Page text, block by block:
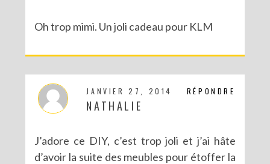
Oh trop mimi. Un joli cadeau pour KLM
RÉPONDRE
JANVIER 27, 2014
NATHALIE
J’adore ce DIY, c’est trop joli et j’ai hâte
d’avoir la suite des meubles pour étoffer la